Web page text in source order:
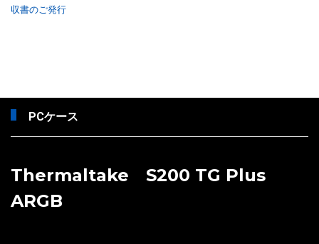
収書のご発行
PCケース
Thermaltake S200 TG Plus
ARGB